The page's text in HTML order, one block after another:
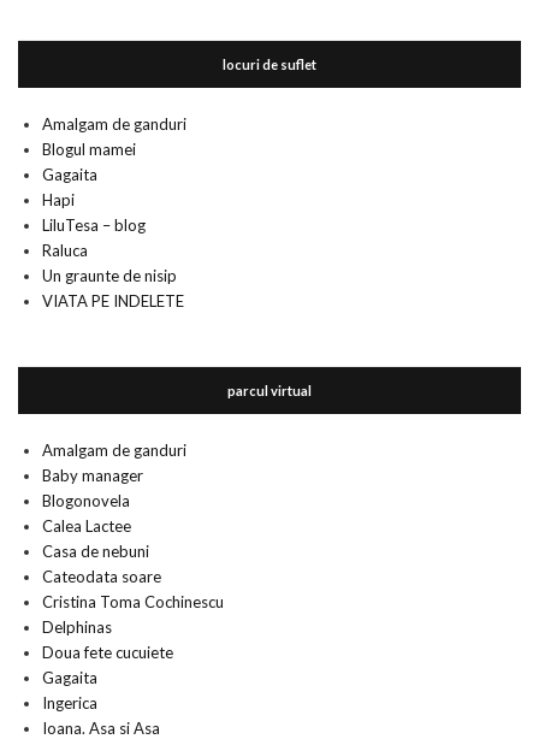
locuri de suflet
Amalgam de ganduri
Blogul mamei
Gagaita
Hapi
LiluTesa – blog
Raluca
Un graunte de nisip
VIATA PE INDELETE
parcul virtual
Amalgam de ganduri
Baby manager
Blogonovela
Calea Lactee
Casa de nebuni
Cateodata soare
Cristina Toma Cochinescu
Delphinas
Doua fete cucuiete
Gagaita
Ingerica
Ioana. Asa si Asa